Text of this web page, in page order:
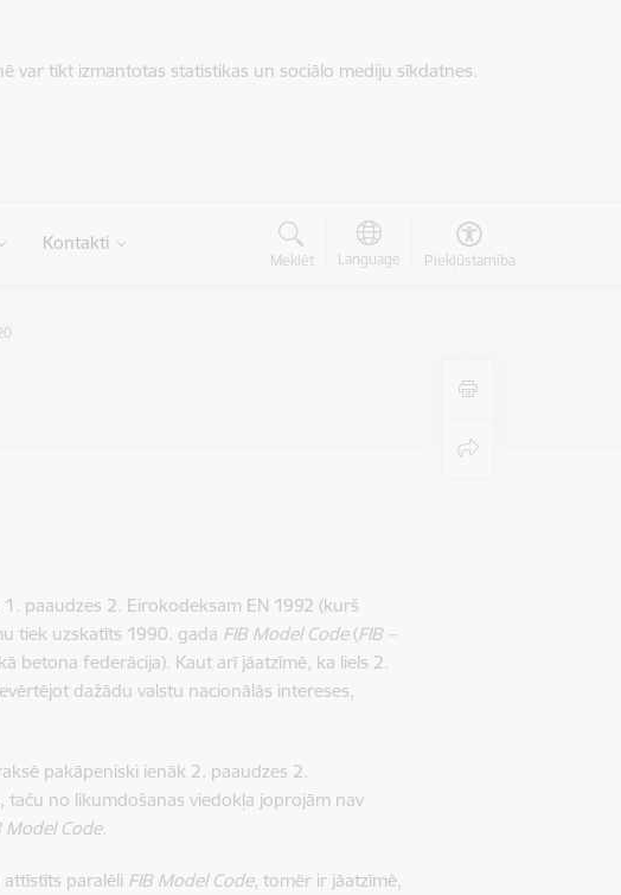
var tikt izmantotas statistikas un sociālo mediju sīkdatnes.
Kontakti
Meklēt Language Piekļūstamība
paaudzes 2. Eirokodeksam EN 1992 (kurš
tiek uzskatīts 1990. gada FIB Model Code(FIB –
betona federācija). Kaut arī jāatzīmē, ka liels 2.
dažādu valstu nacionālās intereses,
pakāpeniski ienāk 2. paaudzes 2.
no likumdošanas viedokļa joprojām nav
Model Code.
paralēli FIB Model Code, tomēr ir jāatzīmē,